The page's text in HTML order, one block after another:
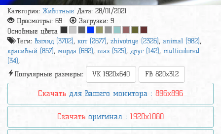
Категория: Животные Дата: 28/01/2021
Просмотры: 69 Загрузки: 9
Основные цвета
Теги: взгляд (3702), кот (2677), zhivotnye (2326), animal (982),
красивый (857), морда (692), глаз (525), друг (142), multicolored
(34),
Популярные размеры:
VK 1920x640 FB 820x312
Скачать для вашего монитора : 896x896
Скачать оригинал : 1920x1080